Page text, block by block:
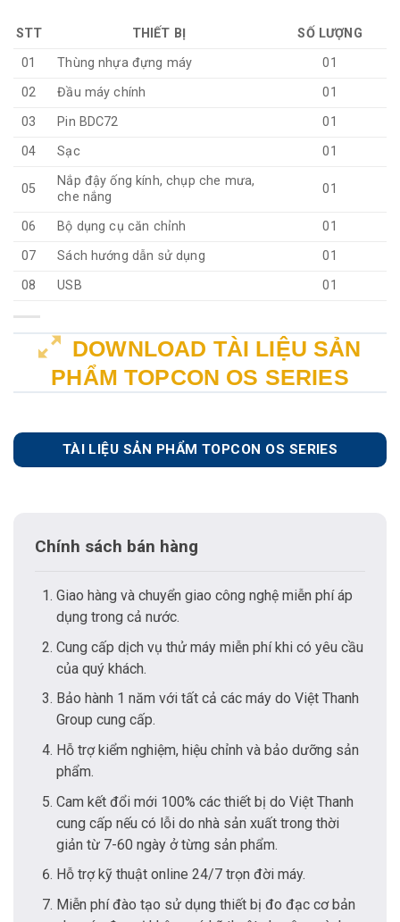
STT THIẾT BỊ
SỐ LƯỢNG
01
Thùng nhựa đựng máy
01
02
Đầu máy chính
01
03
Pin BDC72
01
04
Sạc 01
05
Nắp đậy ống kính, chụp che mưa,
che nắng
01
06 Bộ dụng cụ căn chỉnh
01
07
Sách hướng dẫn sử dụng
01
08
USB 01
DOWNLOAD TÀI LIỆU SẢN
PHẨM TOPCON OS SERIES
TÀI LIỆU SẢN PHẨM TOPCON OS SERIES
Chính sách bán hàng
Giao hàng và chuyển giao công nghệ miễn phí áp
dụng trong cả nước.
Cung cấp dịch vụ thử máy miễn phí khi có yêu cầu
của quý khách.
Bảo hành 1 năm với tất cả các máy do Việt Thanh
Group cung cấp.
Hỗ trợ kiểm nghiệm, hiệu chỉnh và bảo dưỡng sản
phẩm.
Cam kết đổi mới 100% các thiết bị do Việt Thanh
cung cấp nếu có lỗi do nhà sản xuất trong thời
giản từ 7-60 ngày ở từng sản phẩm.
Hỗ trợ kỹ thuật online 24/7 trọn đời máy.
Miễn phí đào tạo sử dụng thiết bị đo đạc cơ bản